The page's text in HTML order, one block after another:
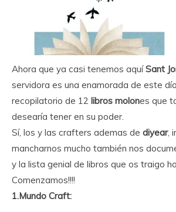
Ahora que ya casi tenemos aquíSant
servidora es una enamorada de este
recopilatorio de 12 libros molones que
desearía tener en su poder.
Sí, los y las crafters ademas de diyear,
mancharnos mucho también nos
y la lista genial de libros que os traigo
Comenzamos!!!!
1.Mundo Craft: